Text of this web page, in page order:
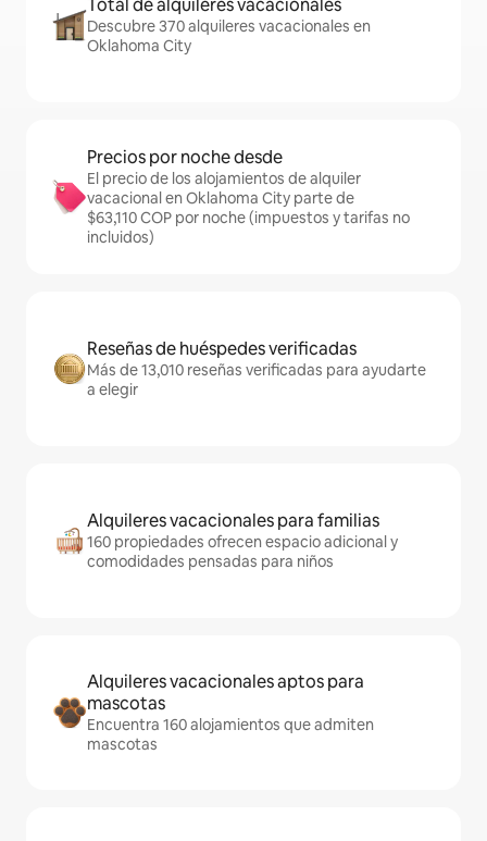
Total de alquileres vacacionales
Descubre 370 alquileres vacacionales en
Oklahoma City
Precios por noche desde
El precio de los alojamientos de alquiler
vacacional en Oklahoma City parte de
$63,110 COP por noche (impuestos y tarifas no
incluidos)
Reseñas de huéspedes verificadas
Más de 13,010 reseñas verificadas para ayudarte
a elegir
Alquileres vacacionales para familias
160 propiedades ofrecen espacio adicional y
comodidades pensadas para niños
Alquileres vacacionales aptos para
mascotas
Encuentra 160 alojamientos que admiten
mascotas